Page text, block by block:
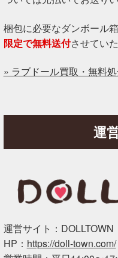
梱包に必要なダンボール
限定で無料送付させてい
» ラブドール買取・無料
運
運営サイト：DOLLTOWN
HP： https://doll-town.com/